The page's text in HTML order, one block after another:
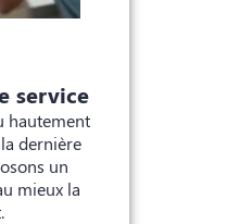
service
hautement
dernière
un
mieux la